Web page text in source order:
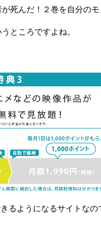
死んだ！２巻を自分の
ところですよね。
るようになるサイトなの